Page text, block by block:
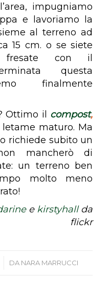
impugniamo
e lavoriamo la
al terreno ad
15 cm. o se siete
fresate con il
questa
finalmente
Ottimo il compost,
maturo. Ma
richiede subito un
mancherò di
un terreno ben
molto meno
e kirstyhallda
flickr
DA NARA MARRUCCI